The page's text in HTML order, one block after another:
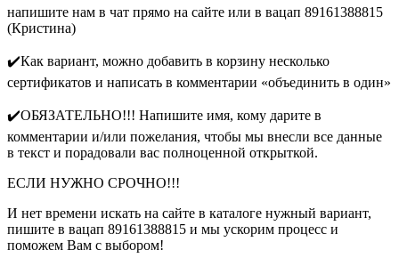
напишите нам в чат прямо на сайте или в вацап 89161388815
(Кристина)
✔️Как вариант, можно добавить в корзину несколько
сертификатов и написать в комментарии «объединить в один»
✔️ОБЯЗАТЕЛЬНО!!! Напишите имя, кому дарите в
комментарии и/или пожелания, чтобы мы внесли все данные
в текст и порадовали вас полноценной открыткой.
ЕСЛИ НУЖНО СРОЧНО!!!
И нет времени искать на сайте в каталоге нужный вариант,
пишите в вацап 89161388815 и мы ускорим процесс и
поможем Вам с выбором!